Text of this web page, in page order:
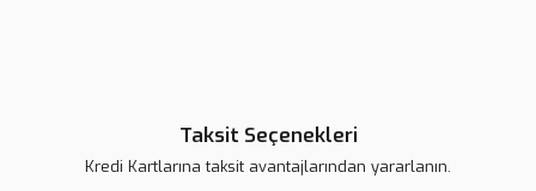
Taksit Seçenekleri
Kredi Kartlarına taksit avantajlarından yararlanın.